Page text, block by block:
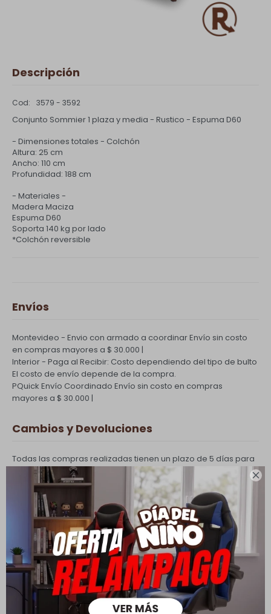

Descripción
3579 - 3592
Conjunto Sommier 1 plaza y media - Rustico - Espuma D60
- Dimensiones totales - Colchón
Altura: 25 cm
Ancho: 110 cm
Profundidad: 188 cm
- Materiales -
Madera Maciza
Espuma D60
Soporta 140 kg por lado
*Colchón reversible
Envíos
Montevideo - Envio con armado a coordinarEnvío sin costo
en compras mayores a $ 30.000 |
Interior - Paga al Recibir: Costo dependiendo del tipo de bulto
El costo de envío depende de la compra.
PQuick Envío Coordinado Envío sin costo en compras
mayores a $ 30.000 |
Cambios y Devoluciones
Todas las compras realizadas tienen un plazo de 5 días para
su cambio.
Ver mas
Medios de pago
Productos que te pueden interesar